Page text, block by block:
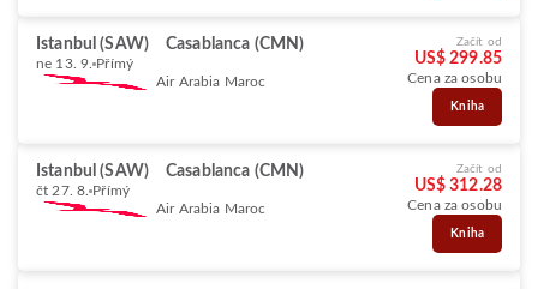
Istanbul (SAW) Casablanca (CMN)
ne 13. 9. Přímý
Air Arabia Maroc
Začít od
US$ 299.85
Cena za osobu
Kniha
Istanbul (SAW) Casablanca (CMN)
čt 27. 8. Přímý
Air Arabia Maroc
Začít od
US$ 312.28
Cena za osobu
Kniha